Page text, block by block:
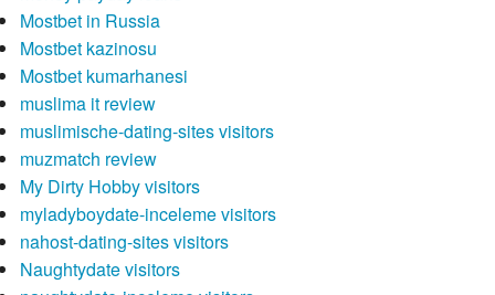
Mostbet in Russia
Mostbet kazinosu
Mostbet kumarhanesi
muslima it review
muslimische-dating-sites visitors
muzmatch review
My Dirty Hobby visitors
myladyboydate-inceleme visitors
nahost-dating-sites visitors
Naughtydate visitors